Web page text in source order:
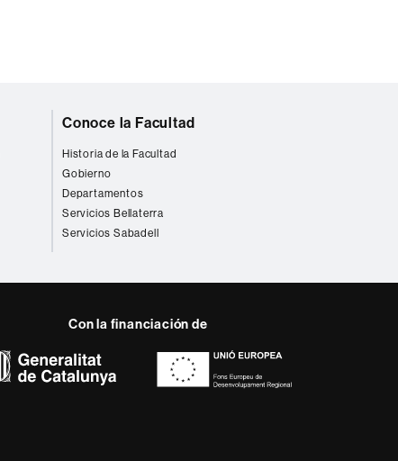
Conoce la Facultad
Historia de la Facultad
Gobierno
Departamentos
Servicios Bellaterra
Servicios Sabadell
Con la financiación de